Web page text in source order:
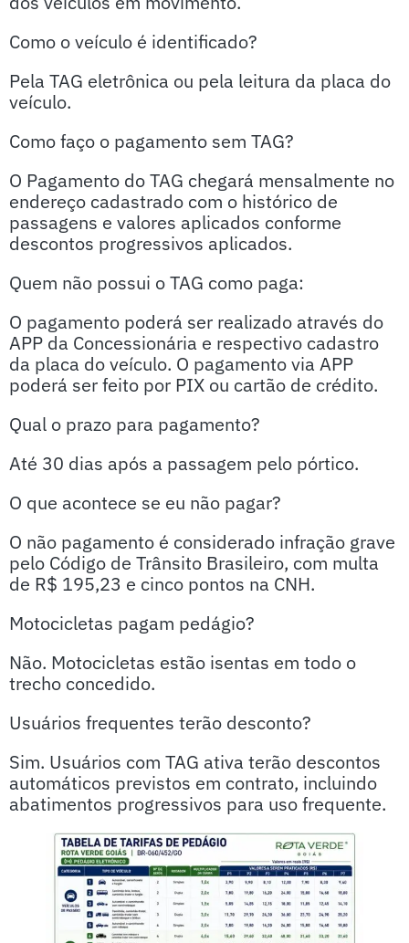
Como o veículo é identificado?
Pela TAG eletrônica ou pela leitura da placa do
veículo.
Como faço o pagamento sem TAG?
O Pagamento do TAG chegará mensalmente no
endereço cadastrado com o histórico de
passagens e valores aplicados conforme
descontos progressivos aplicados.
Quem não possui o TAG como paga:
O pagamento poderá ser realizado através do
APP da Concessionária e respectivo cadastro
da placa do veículo. O pagamento via APP
poderá ser feito por PIX ou cartão de crédito.
Qual o prazo para pagamento?
Até 30 dias após a passagem pelo pórtico.
O que acontece se eu não pagar?
O não pagamento é considerado infração grave
pelo Código de Trânsito Brasileiro, com multa
de R$ 195,23 e cinco pontos na CNH.
Motocicletas pagam pedágio?
Não. Motocicletas estão isentas em todo o
trecho concedido.
Usuários frequentes terão desconto?
Sim. Usuários com TAG ativa terão descontos
automáticos previstos em contrato, incluindo
abatimentos progressivos para uso frequente.